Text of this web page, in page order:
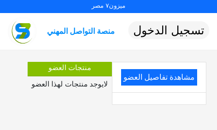
ميزون٧ مصر
منصة التواصل المهني تسجيل الدخول
مشاهدة تفاصيل العضو
منتجات العضو
لايوجد منتجات لهذا العضو